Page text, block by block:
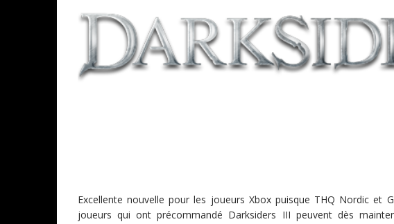
Excellente nouvelle pour les joueurs Xbox puisque THQ Nordic et
joueurs qui ont précommandé Darksiders III peuvent dès